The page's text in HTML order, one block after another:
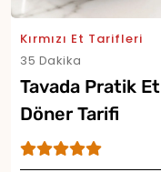
Kırmızı Et Tarifleri
35 Dakika
Tavada Pratik Et
Döner Tarifi